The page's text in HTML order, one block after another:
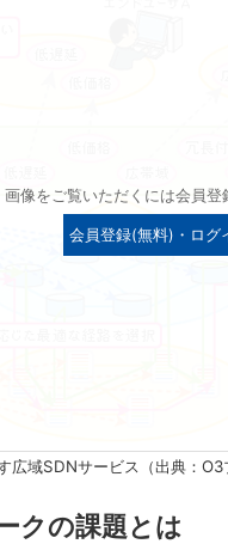
画像をご覧いただくには会員登
会員登録(無料)・ログ
広域SDNサービス（出典：O3
クの課題とは